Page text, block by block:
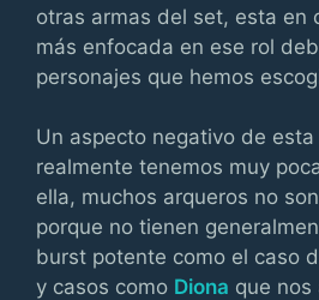
otras armas del set, esta en
más enfocada en ese rol
personajes que hemos
Un aspecto negativo de
realmente tenemos muy
ella, muchos arqueros no
porque no tienen
burst potente como el caso
y casos como Diona que nos